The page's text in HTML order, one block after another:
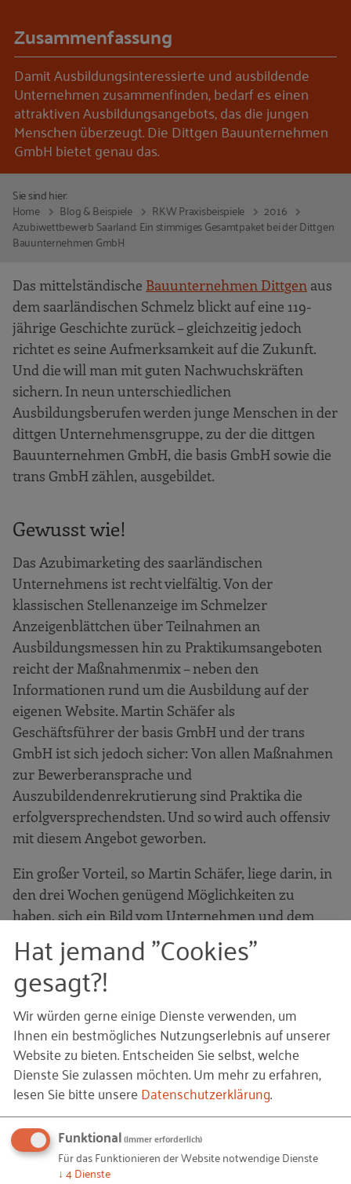
Zusammenfassung
Damit Ausbildungsinteressierte und ausbildende
Unternehmen zusammenfinden, bedarf es einen
attraktiven Ausbildungsangebots, das die jungen
Menschen überzeugt. Die Dittgen Bauunternehmen
GmbH bietet genau das.
Sie sind hier:
Home
Blog & Beispiele RKW Praxisbeispiele
2016
Azubiwettbewerb Saarland: Ein stimmiges Gesamtpaket bei der Dittgen
Bauunternehmen GmbH
Das mittelständische Bauunternehmen Dittgen aus
dem saarländischen Schmelz blickt auf eine 119-
jährige Geschichte zurück – gleichzeitig jedoch
richtet es seine Aufmerksamkeit auf die Zukunft.
Und die will man mit guten Nachwuchskräften
sichern. In neun unterschiedlichen
Ausbildungsberufen werden junge Menschen in der
dittgen Unternehmensgruppe, zu der die dittgen
Bauunternehmen GmbH, die basis GmbH sowie die
trans GmbH zählen, ausgebildet.
Gewusst wie!
Das Azubimarketing des saarländischen
Unternehmens ist recht vielfältig. Von der
klassischen Stellenanzeige im Schmelzer
Anzeigenblättchen über Teilnahmen an
Ausbildungsmessen hin zu Praktikumsangeboten
reicht der Maßnahmenmix – neben den
Informationen rund um die Ausbildung auf der
eigenen Website. Martin Schäfer als
Geschäftsführer der basis GmbH und der trans
GmbH ist sich jedoch sicher: Von allen Maßnahmen
zur Bewerberansprache und
Auszubildendenrekrutierung sind Praktika die
erfolgversprechendsten. Und so wird auch offensiv
mit diesem Angebot geworben.
Ein großer Vorteil, so Martin Schäfer, liege darin, in
den drei Wochen genügend Möglichkeiten zu
haben, sich ein Bild vom Unternehmen und dem
möglichen Ausbildungsberuf auf der einen Seite
und ein mehr als nur oberflächliches Bild vom
Praktikanten und möglichen Auszubildenden auf
der anderen Seite zu machen. Sind beide Eindrücke
positiv, stehen die Chancen für einen neuen Azubi
nicht schlecht.
Ausbildungsqualität
Und wie sorgt man dafür, dass die jungen Menschen
ihre Entscheidung nicht bereuen und ausbilderisch
"bei der Stange bleiben"? Durch eine gute
Hat jemand "Cookies"
gesagt?!
Wir würden gerne einige Dienste verwenden, um
Ihnen ein bestmögliches Nutzungserlebnis auf unserer
Website zu bieten. Entscheiden Sie selbst, welche
Dienste Sie zulassen möchten.Um mehr zu erfahren,
lesen Sie bitte unsereDatenschutzerklärung.
Funktional(immer erforderlich)
Für das Funktionieren der Website notwendige Dienste
↓ 4Dienste